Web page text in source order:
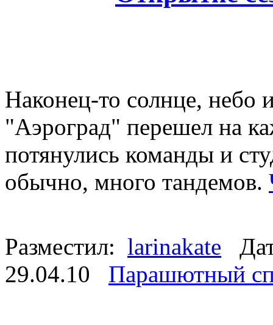
Наконец-то солнце, небо
"Аэроград" перешел на
потянулись команды и
обычно, много тандемов.
Разместил: larinakate
29.04.10 Парашютный